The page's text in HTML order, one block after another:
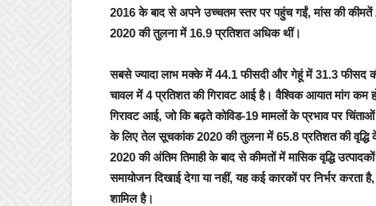
2016 के बाद से अपने उच्चतम स्तर पर पहुंच गईं, मांस की
2020 की तुलना में 16.9 प्रतिशत अधिक थीं।
सबसे ज्यादा लाभ मक्के में 44.1 फीसदी और गेहूं में 31.3 फीसद
चावल में 4 प्रतिशत की गिरावट आई है। वैश्विक आयात मांग
गिरावट आई, जो कि बढ़ते कोविड-19 मामलों के प्रभाव पर
के लिए तेल सूचकांक 2020 की तुलना में 65.8 प्रतिशत की वृद्धि
2020 की अंतिम तिमाही के बाद से कीमतों में मासिक वृद्धि
समायोजन दिखाई देगा या नहीं, यह कई कारकों पर निर्भर करता
शामिल है।